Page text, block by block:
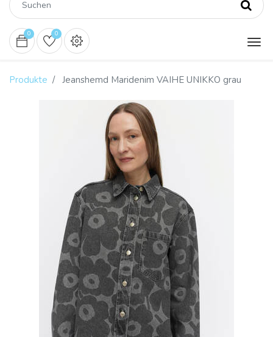
0 0
Produkte Jeanshemd Maridenim VAIHE UNIKKO grau